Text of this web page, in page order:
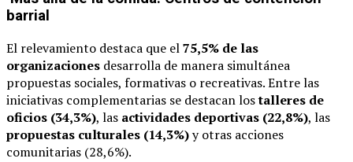
barrial
El relevamiento destaca que el75,5% de las
organizaciones desarrolla de manera simultánea
propuestas sociales, formativas o recreativas. Entre las
iniciativas complementarias se destacan lostalleres de
oficios (34,3%), las actividades deportivas (22,8%), las
propuestas culturales (14,3%)y otras acciones
comunitarias (28,6%).